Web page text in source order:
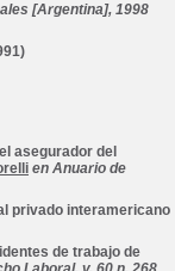
[Argentina], 1998
asegurador del
en Anuario de
privado interamericano
de trabajo de